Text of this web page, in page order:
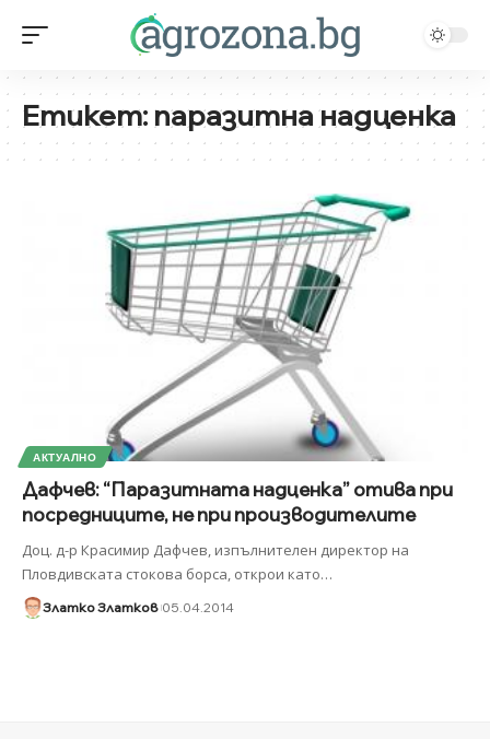
Етикет:паразитна надценка
АКТУАЛНО
Дафчев: “Паразитната надценка” отива при
посредниците, не при производителите
Доц. д-р Красимир Дафчев, изпълнителен директор на
Пловдивската стокова борса, открои като…
Златко Златков 05.04.2014